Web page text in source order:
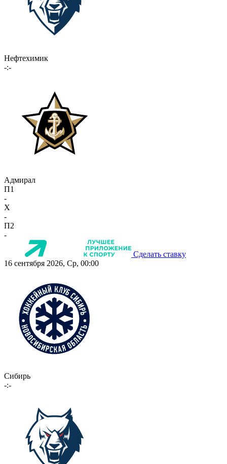
Нефтехимик
-:-
Адмирал
П1
-
X
-
П2
-
Сделать ставку
16 сентября 2026, Ср, 00:00
Сибирь
-:-